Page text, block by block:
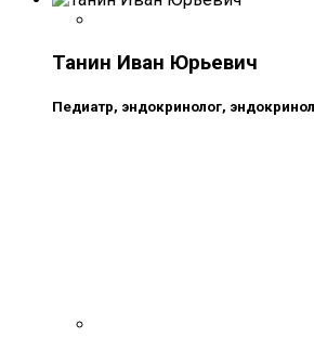
Танин Иван Юрьевич
Педиатр, эндокринолог,